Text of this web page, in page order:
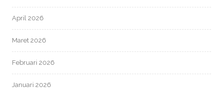
April 2026
Maret 2026
Februari 2026
Januari 2026